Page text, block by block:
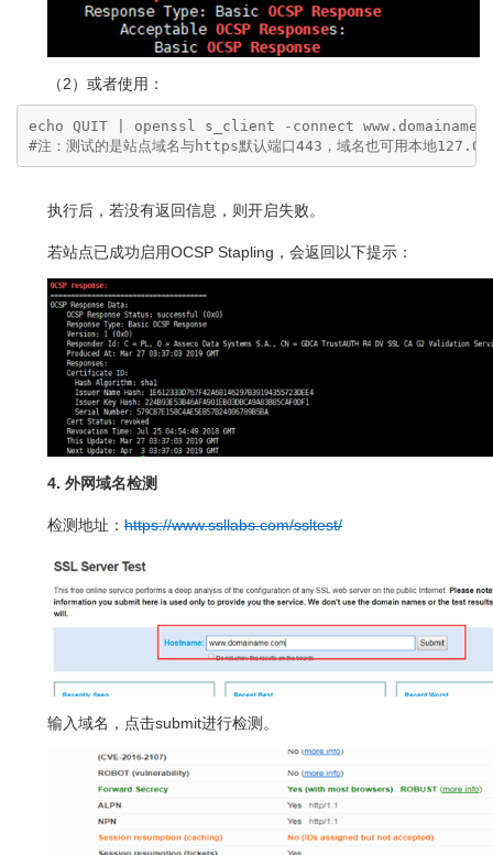
（2）或者使用：
echo QUIT | openssl s_client -connect
#注：测试的是站点域名与https默认端口443，域名也可用本地
执行后，若没有返回信息，则开启失败。
若站点已成功启用OCSP Stapling，会返回以下提示：
4. 外网域名检测
检测地址： https://www.ssllabs.com/ssltest/
输入域名，点击submit进行检测。